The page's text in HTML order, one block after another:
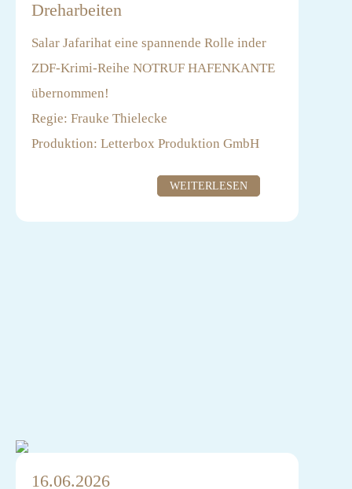
Dreharbeiten
Salar Jafarihat eine spannende Rolle inder
ZDF-Krimi-Reihe NOTRUF HAFENKANTE
übernommen!
Regie: Frauke Thielecke
Produktion: Letterbox Produktion GmbH
WEITERLESEN
16.06.2026